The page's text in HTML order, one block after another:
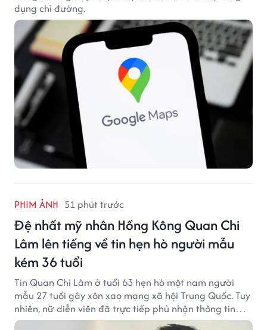
PHIM ẢNH 51 phút trước
Đệ nhất mỹ nhân Hồng Kông Quan Chi
Lâm lên tiếng về tin hẹn hò người mẫu
kém 36 tuổi
Tin Quan Chi Lâm ở tuổi 63 hẹn hò một nam người
mẫu 27 tuổi gây xôn xao mạng xã hội Trung Quốc. Tuy
nhiên, nữ diễn viên đã trực tiếp phủ nhận thông tin
này.